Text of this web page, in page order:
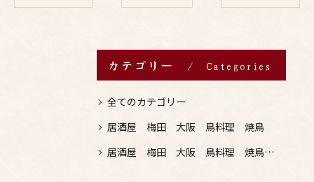
カテゴリー Categories
全てのカテゴリー
居酒屋 梅田 大阪 鳥料理 焼鳥
居酒屋 梅田 大阪 鳥料理 焼鳥 お酒